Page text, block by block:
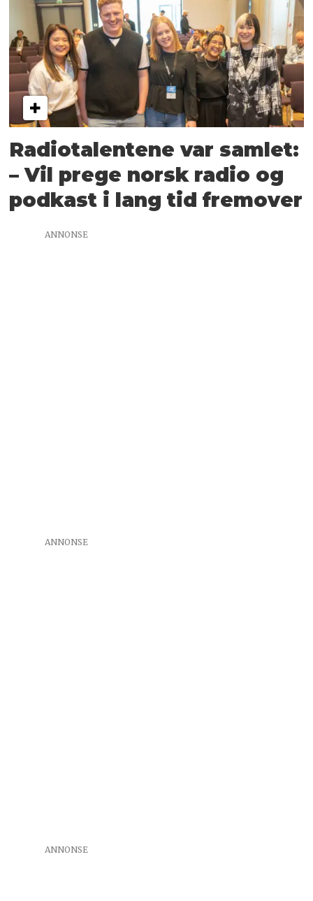
Radiotalentene var samlet:
– Vil prege norsk radio og
podkast i lang tid fremover
ANNONSE
ANNONSE
ANNONSE